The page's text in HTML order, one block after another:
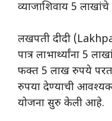
व्याजाशिवाय 5
लखपती दीदी
पात्र लाभार्थ्यांना 5
फक्त 5 लाख रुपये परत
रुपया देण्याची
योजना सुरु केली आहे.